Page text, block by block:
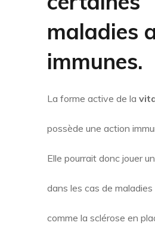
maladies
immunes.
La forme active de la
possède une action
Elle pourrait donc jouer
dans les cas de
comme la sclérose en